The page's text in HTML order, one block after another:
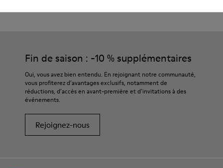
Fin de saison : -10 % supplémentaires
Oui, vous avez bien entendu. En rejoignant notre communauté,
vous profiterez d’avantages exclusifs, notamment de
réductions, d’accès en avant-première et d’invitations à des
événements.
Rejoignez-nous